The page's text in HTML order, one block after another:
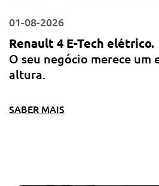
01-08-2026
Renault 4 E-Tech elétrico.
O seu negócio merece um
altura.
SABER MAIS